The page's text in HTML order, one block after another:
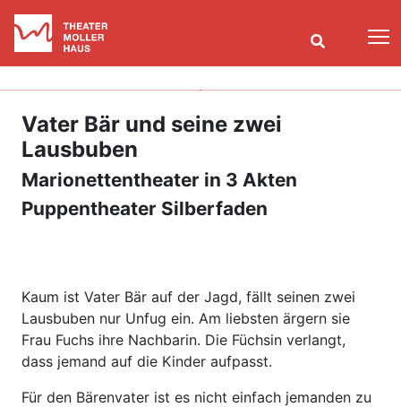
Vater Bär und seine zwei
Lausbuben
Marionettentheater in 3 Akten
Puppentheater Silberfaden
Kaum ist Vater Bär auf der Jagd, fällt seinen zwei
Lausbuben nur Unfug ein. Am liebsten ärgern sie
Frau Fuchs ihre Nachbarin. Die Füchsin verlangt,
dass jemand auf die Kinder aufpasst.
Für den Bärenvater ist es nicht einfach jemanden zu